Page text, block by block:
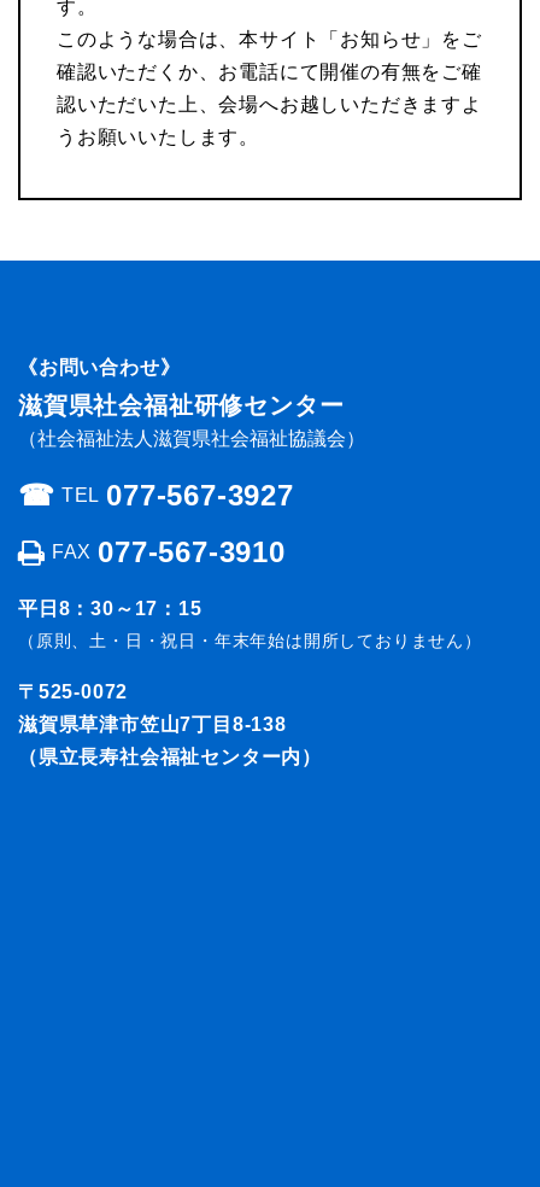
す。
このような場合は、本サイト「お知らせ」をご
確認いただくか、お電話にて開催の有無をご確
認いただいた上、会場へお越しいただきますよ
うお願いいたします。
《お問い合わせ》
滋賀県社会福祉研修センター
（社会福祉法人滋賀県社会福祉協議会）
☎︎ TEL 077-567-3927
FAX 077-567-3910
平日8：30～17：15
（原則、土・日・祝日・年末年始は開所しておりません）
〒525-0072
滋賀県草津市笠山7丁目8-138
（県立長寿社会福祉センター内）